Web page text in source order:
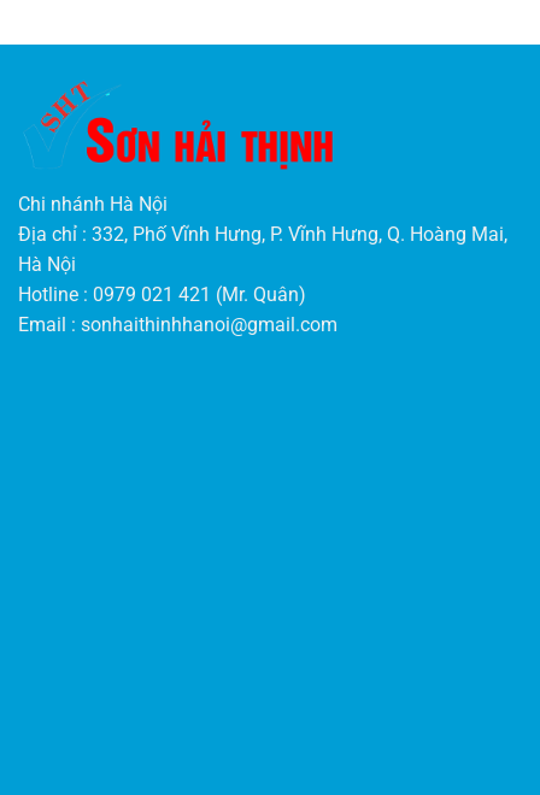
Chi nhánh Hà Nội
Địa chỉ : 332, Phố Vĩnh Hưng, P. Vĩnh Hưng, Q. Hoàng Mai,
Hà Nội
Hotline : 0979 021 421 (Mr. Quân)
Email : sonhaithinhhanoi@gmail.com